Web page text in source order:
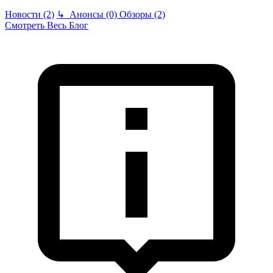
Новости (2) ↳ Анонсы (0) Обзоры (2)
Смотреть Весь Блог